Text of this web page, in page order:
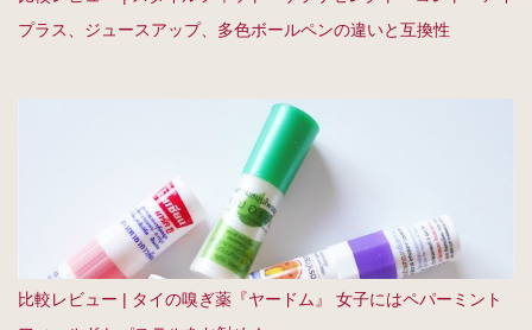
プラス、ジュースアップ、多色ボールペンの違いと互換性
比較レビュー | タイの嗅ぎ薬『ヤードム』 女子にはペパーミント